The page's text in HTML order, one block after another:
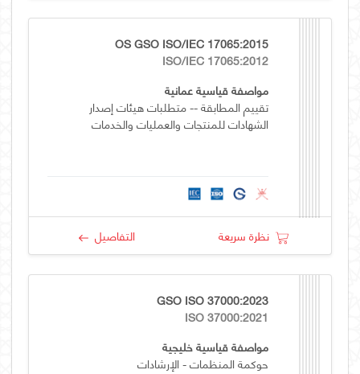
OS GSO ISO/IEC 17065:2015
ISO/IEC 17065:2012
مواصفة قياسية عمانية
تقييم المطابقة -- متطلبات هيئات إصدار
الشهادات للمنتجات والعمليات والخدمات
نظرة سريعة التفاصيل
GSO ISO 37000:2023
ISO 37000:2021
مواصفة قياسية خليجية
حوكمة المنظمات - الإرشادات